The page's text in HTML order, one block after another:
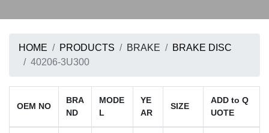
HOME PRODUCTS BRAKE
BRAKE DISC
40206-3U300
OEM NO
BRA
ND
MODE
L
YE
AR
SIZE
ADD to Q
UOTE